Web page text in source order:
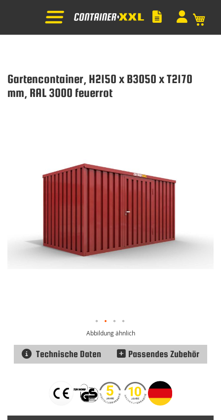
Gartencontainer, H2150 x B3050 x T2170
mm, RAL 3000 feuerrot
Abbildung ähnlich
Technische Daten Passendes Zubehör
springen